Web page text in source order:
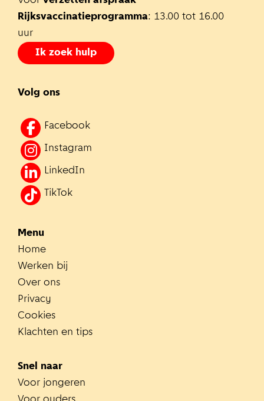
Rijksvaccinatieprogramma: 13.00 tot 16.00
uur
Ik zoek hulp
Volg ons
Facebook
Instagram
LinkedIn
TikTok
Menu
Home
Werken bij
Over ons
Privacy
Cookies
Klachten en tips
Snel naar
Voor jongeren